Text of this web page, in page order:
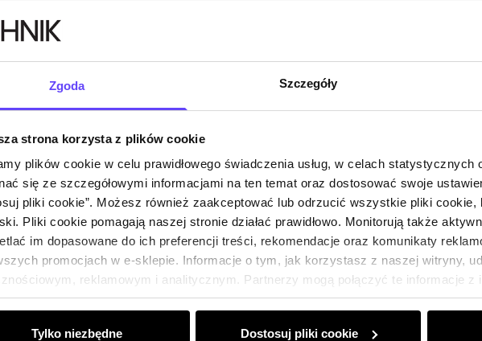
Zgoda Szczegóły
strona korzysta z plików cookie
plików cookie w celu prawidłowego świadczenia usług, w celach
się ze szczegółowymi informacjami na ten temat oraz dostosować swoje
pliki cookie”. Możesz również zaakceptować lub odrzucić wszystkie pliki cookie,
Pliki cookie pomagają naszej stronie działać prawidłowo. Monitorują także
im dopasowane do ich preferencji treści, rekomendacje oraz komunikaty
promocjach w e-sklepie. Informacje o tym, jak korzystasz z naszej witryny,
reklamowym i analitycznym. Partnerzy mogą połączyć te informacje
lub uzyskanymi podczas korzystania z ich usług.
Tylko niezbędne Dostosuj pliki cookie
Opinie